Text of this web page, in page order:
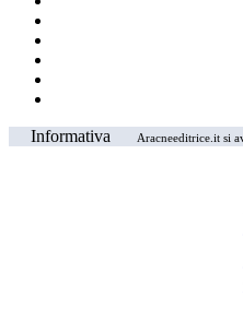
Informativa Aracneeditrice.it si